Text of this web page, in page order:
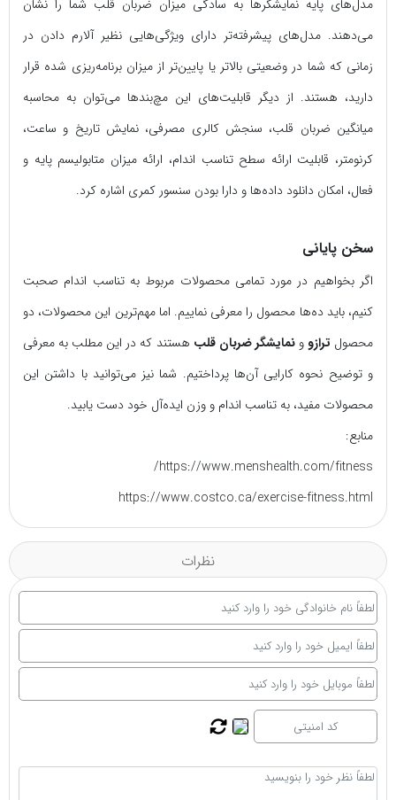
مدل‌های پایه نمایشگرها به سادگی میزان ضربان قلب شما را نشان
می‌دهند. مدل‌های پیشرفته‌تر دارای ویژگی‌هایی نظیر آلارم دادن در
زمانی‌ که شما در وضعیتی بالاتر یا پایین‌تر از میزان برنامه‌ریزی شده قرار
دارید، هستند. از دیگر قابلیت‌های این مچ‌بندها می‌توان به محاسبه
میانگین ضربان قلب، سنجش کالری مصرفی، نمایش تاریخ و ساعت،
کرنومتر، قابلیت ارائه سطح تناسب اندام، ارائه میزان متابولیسم پایه و
فعال، امکان دانلود داده‌ها و دارا بودن سنسور کمری اشاره کرد.
سخن پایانی
اگر بخواهیم در مورد تمامی محصولات مربوط به تناسب اندام صحبت
کنیم، باید ده‌ها محصول را معرفی نماییم. اما مهم‌ترین این محصولات، دو
محصول ترازوونمایشگر ضربان قلب هستند که در این مطلب به معرفی
و توضیح نحوه کارایی آن‌ها پرداختیم. شما نیز می‌توانید با داشتن این
محصولات مفید، به تناسب اندام و وزن ایده‌آل خود دست یابید.
منابع:
https://www.menshealth.com/fitness/
https://www.costco.ca/exercise-fitness.html
نظرات